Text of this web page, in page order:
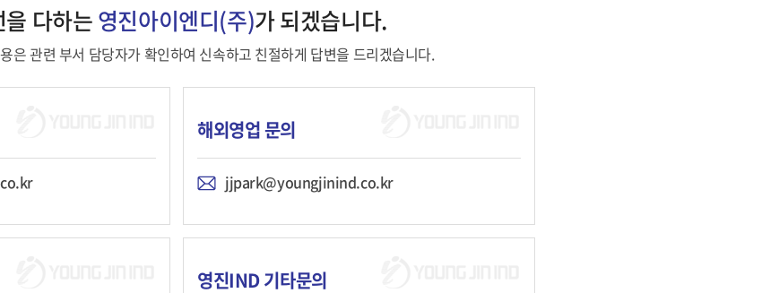
을 다하는영진아이엔디(주)가 되겠습니다.
은 관련 부서 담당자가 확인하여 신속하고 친절하게 답변을 드리겠습니다.
해외영업 문의
jjpark@youngjinind.co.kr
영진IND 기타문의